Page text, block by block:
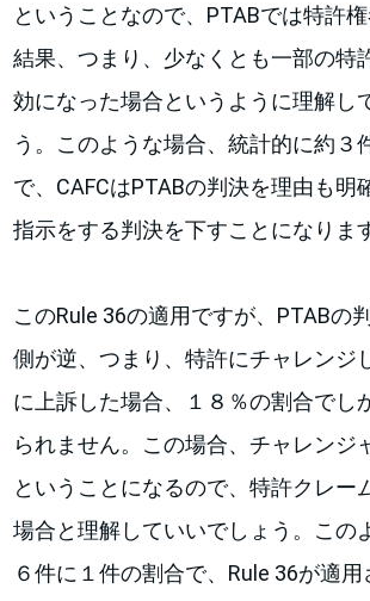
ということなので、PTABでは特許
結果、つまり、少なくとも一部の特
効になった場合というように理解し
う。このような場合、統計的に約３
で、CAFCはPTABの判決を理由も明
指示をする判決を下すことになりま
このRule 36の適用ですが、PTABの
側が逆、つまり、特許にチャレンジ
に上訴した場合、１８％の割合でし
られません。この場合、チャレンジ
ということになるので、特許クレー
場合と理解していいでしょう。この
６件に１件の割合で、Rule 36が適